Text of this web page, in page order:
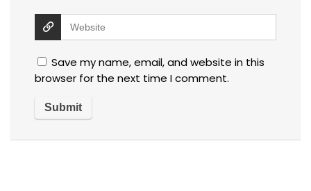
Save my name, email, and website in this
browser for the next time I comment.